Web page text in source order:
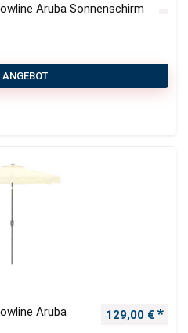
Aruba Sonnenschirm
Aruba
129,00 €